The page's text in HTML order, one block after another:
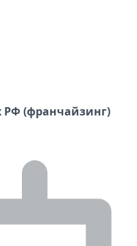
(франчайзинг)